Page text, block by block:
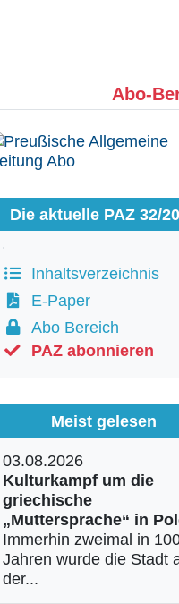
Abo-
Kontakt
Die aktuelle PAZ 32/
Inhaltsverzeichnis
E-Paper
Abo Bereich
PAZ abonnieren
Meist gelesen
03.08.2026
Kulturkampf um die
griechische
„Muttersprache“ in
Immerhin zweimal in
Jahren wurde die Stadt
der...